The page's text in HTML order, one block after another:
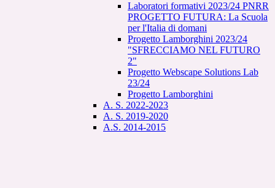
Laboratori formativi 2023/24 PNRR
PROGETTO FUTURA: La Scuola
per l'Italia di domani
Progetto Lamborghini 2023/24
"SFRECCIAMO NEL FUTURO
2"
Progetto Webscape Solutions Lab
23/24
Progetto Lamborghini
A. S. 2022-2023
A. S. 2019-2020
A.S. 2014-2015